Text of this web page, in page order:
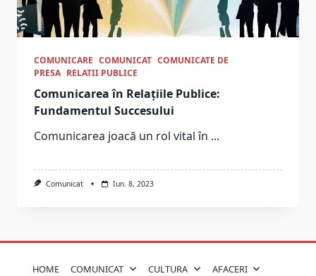
COMUNICARE COMUNICAT COMUNICATE DE
PRESA RELATII PUBLICE
Comunicarea în Relațiile Publice:
Fundamentul Succesului
Comunicarea joacă un rol vital în ...
Comunicat Iun. 8, 2023
HOME COMUNICAT CULTURA AFACERI